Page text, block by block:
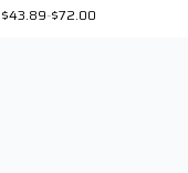
$43.89-$72.00